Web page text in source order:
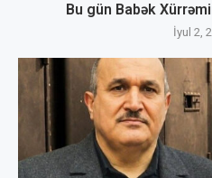
Bu gün Babək
İyul 2,